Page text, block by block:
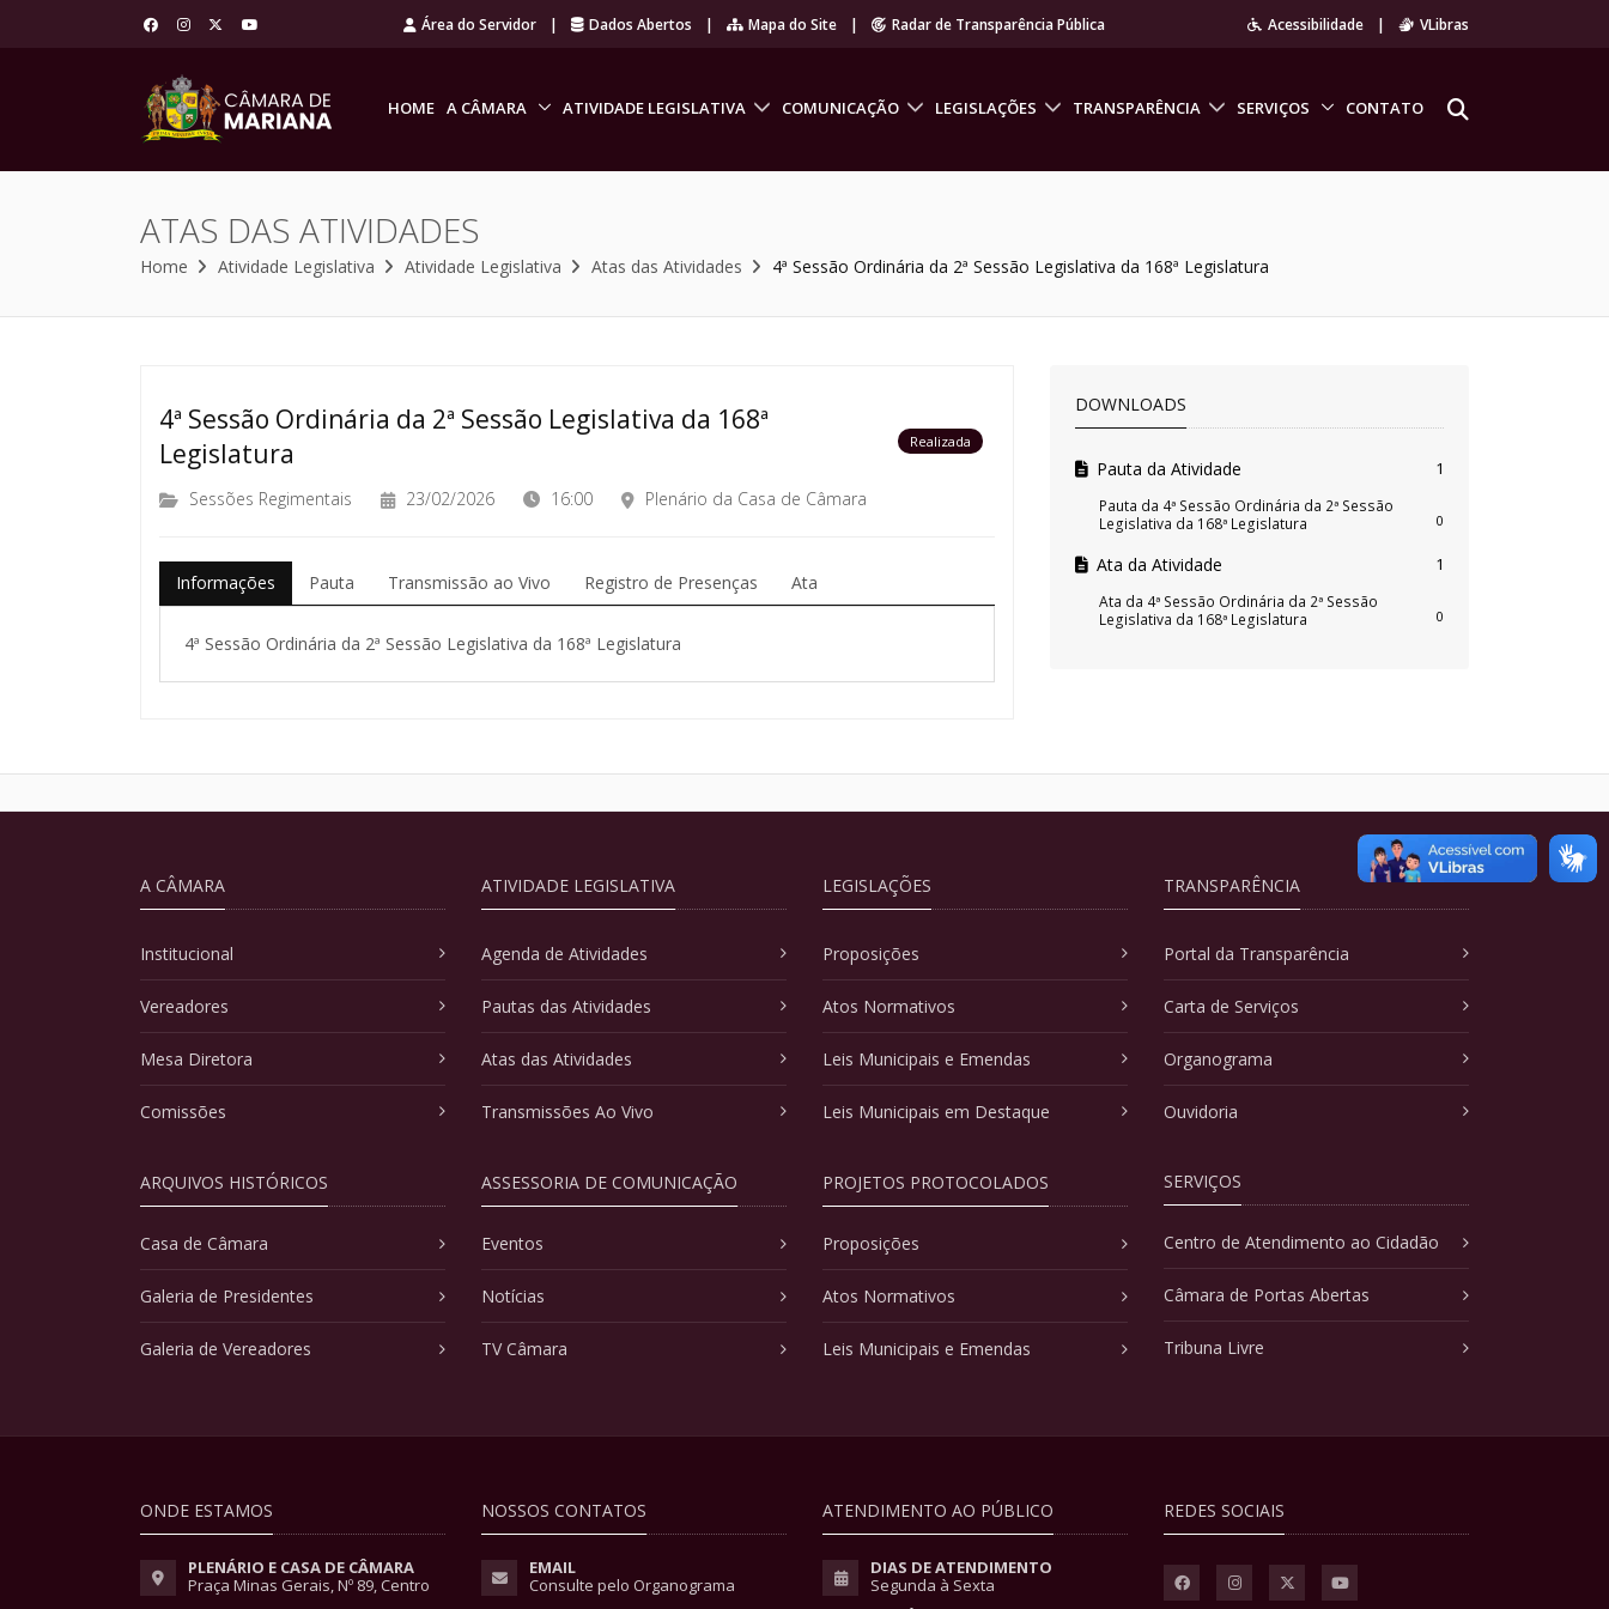
Área do Servidor | Dados Abertos | Mapa do Site | Radar de Transparência Pública Acessibilidade | VLibras
HOME A CÂMARA ATIVIDADE LEGISLATIVA COMUNICAÇÃO LEGISLAÇÕES TRANSPARÊNCIA SERVIÇOS CONTATO
ATAS DAS ATIVIDADES
Home Atividade Legislativa Atividade Legislativa Atas das Atividades 4ª Sessão Ordinária da 2ª Sessão Legislativa da 168ª Legislatura
4ª Sessão Ordinária da 2ª Sessão Legislativa da 168ª
Legislatura
Realizada
Sessões Regimentais 23/02/2026 16:00 Plenário da Casa de Câmara
Informações Pauta Transmissão ao Vivo Registro de Presenças Ata
4ª Sessão Ordinária da 2ª Sessão Legislativa da 168ª Legislatura
DOWNLOADS
Pauta da Atividade 1
Pauta da 4ª Sessão Ordinária da 2ª Sessão
Legislativa da 168ª Legislatura
0
Ata da Atividade 1
Ata da 4ª Sessão Ordinária da 2ª Sessão
Legislativa da 168ª Legislatura
0
A CÂMARA
Institucional
Vereadores
Mesa Diretora
Comissões
ARQUIVOS HISTÓRICOS
Casa de Câmara
Galeria de Presidentes
Galeria de Vereadores
ATIVIDADE LEGISLATIVA
Agenda de Atividades
Pautas das Atividades
Atas das Atividades
Transmissões Ao Vivo
ASSESSORIA DE COMUNICAÇÃO
Eventos
Notícias
TV Câmara
LEGISLAÇÕES
Proposições
Atos Normativos
Leis Municipais e Emendas
Leis Municipais em Destaque
PROJETOS PROTOCOLADOS
Proposições
Atos Normativos
Leis Municipais e Emendas
TRANSPARÊNCIA
Portal da Transparência
Carta de Serviços
Organograma
Ouvidoria
SERVIÇOS
Centro de Atendimento ao Cidadão
Câmara de Portas Abertas
Tribuna Livre
ONDE ESTAMOS
PLENÁRIO E CASA DE CÂMARA
Praça Minas Gerais, Nº 89, Centro
NOSSOS CONTATOS
EMAIL
Consulte pelo Organograma
ATENDIMENTO AO PÚBLICO
DIAS DE ATENDIMENTO
Segunda à Sexta
REDES SOCIAIS